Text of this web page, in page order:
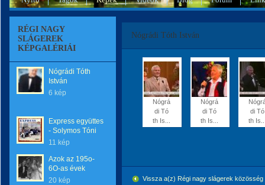
RÉGI NAGY
SLÁGEREK
KÉPGALÉRIÁI
Nógrádi Tóth
István
6 kép
Express együttes
- Solymos Tóni
11 kép
Azok az 195o-
6O-as évek
20 kép
Nógrádi Tóth István
Nógrá
di Tó
th Is...
Nógrá
di Tó
th Is...
di Tó
th
Vissza a(z) Régi nagy slágerek